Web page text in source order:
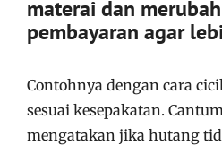
materai dan
pembayaran agar
Contohnya dengan cara
sesuai kesepakatan.
mengatakan jika hutang